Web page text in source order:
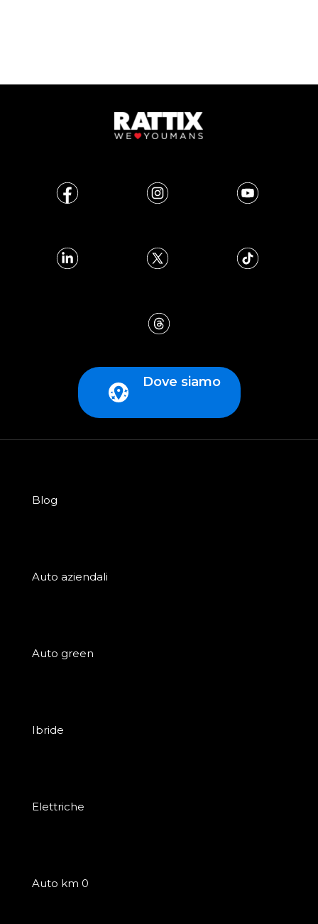
Dove siamo
Blog
Auto aziendali
Auto green
Ibride
Elettriche
Auto km 0